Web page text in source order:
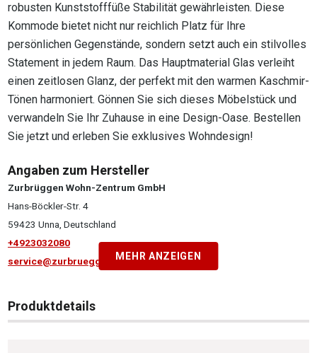
robusten Kunststofffüße Stabilität gewährleisten. Diese
Kommode bietet nicht nur reichlich Platz für Ihre
persönlichen Gegenstände, sondern setzt auch ein stilvolles
Statement in jedem Raum. Das Hauptmaterial Glas verleiht
einen zeitlosen Glanz, der perfekt mit den warmen Kaschmir-
Tönen harmoniert. Gönnen Sie sich dieses Möbelstück und
verwandeln Sie Ihr Zuhause in eine Design-Oase. Bestellen
Sie jetzt und erleben Sie exklusives Wohndesign!
Angaben zum Hersteller
Zurbrüggen Wohn-Zentrum GmbH
Hans-Böckler-Str. 4
59423 Unna, Deutschland
+4923032080
service@zurbrueggen.deMEHR ANZEIGEN
Produktdetails